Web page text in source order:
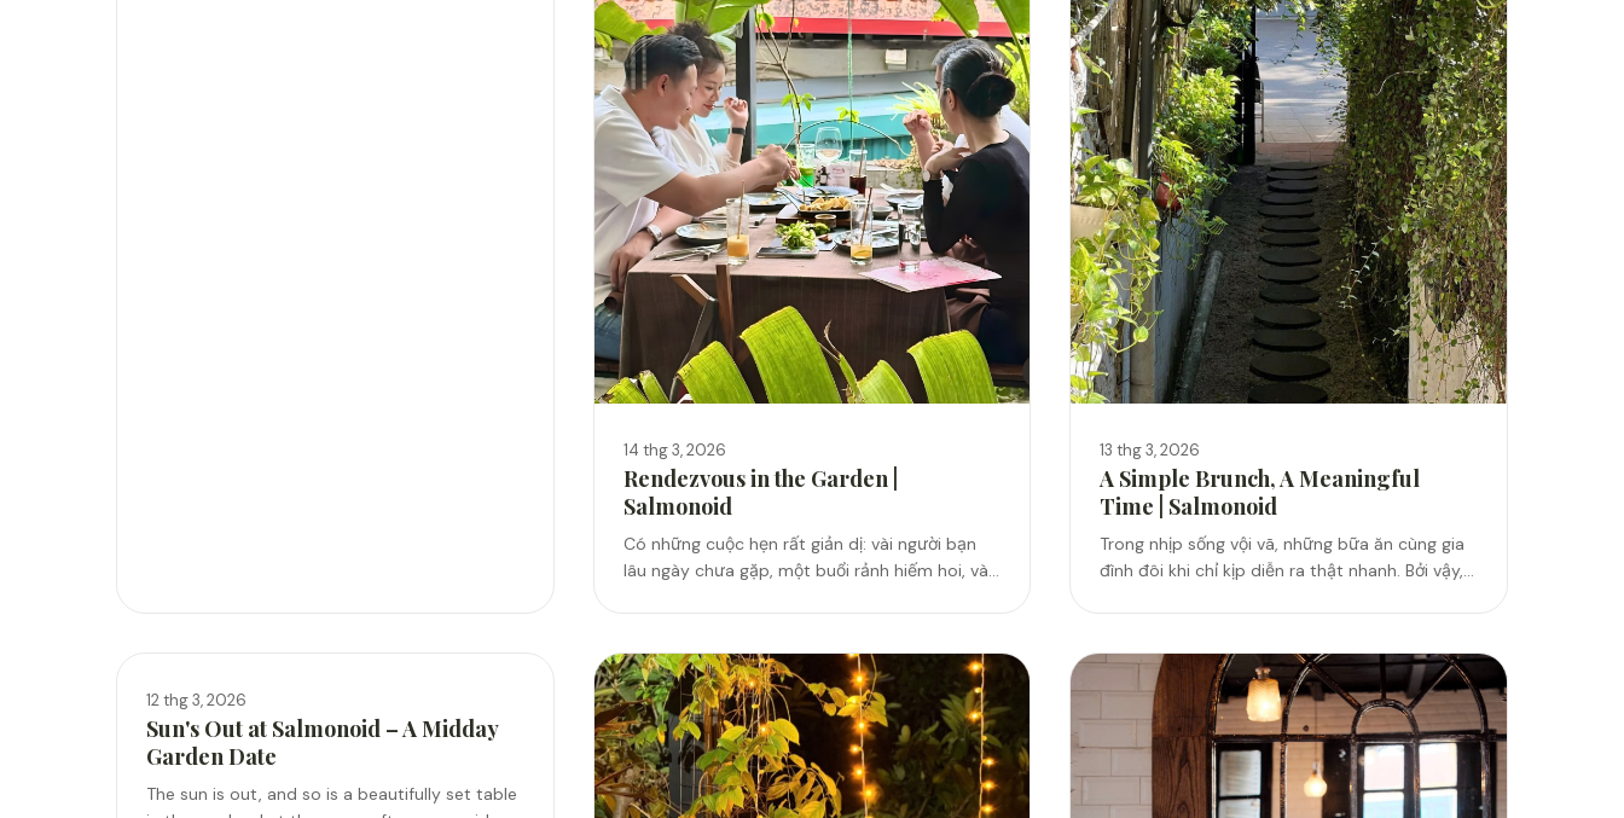
14 thg 3, 2026
Rendezvous in the Garden |
Salmonoid
Có những cuộc hẹn rất giản dị: vài người bạn
lâu ngày chưa gặp, một buổi rảnh hiếm hoi, và
13 thg 3, 2026
A Simple Brunch, A Meaningful
Time | Salmonoid
Trong nhịp sống vội vã, những bữa ăn cùng gia
đình đôi khi chỉ kịp diễn ra thật nhanh. Bởi vậy,
12 thg 3, 2026
Sun's Out at Salmonoid – A Midday
Garden Date
The sun is out, and so is a beautifully set table